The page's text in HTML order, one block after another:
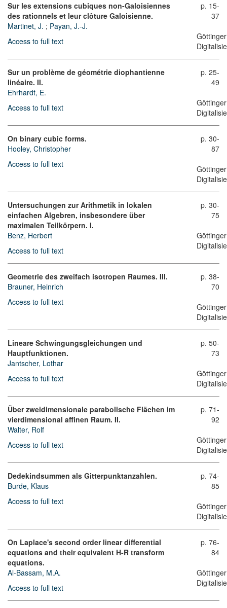
Sur les extensions cubiques non-Galoisiennes
des rationnels et leur clôture Galoisienne.
Martinet, J. ; Payan, J.-J.
Access to full text
p. 15-
37
Göttinger
Sur un problème de géométrie diophantienne
linéaire. II.
Ehrhardt, E.
Access to full text
p. 25-
49
Göttinger
On binary cubic forms.
Hooley, Christopher
Access to full text
p. 30-
87
Göttinger
Untersuchungen zur Arithmetik in lokalen
einfachen Algebren, insbesondere über
maximalen Teilkörpern. I.
Benz, Herbert
Access to full text
p. 30-
75
Göttinger
Geometrie des zweifach isotropen Raumes. III.
Brauner, Heinrich
Access to full text
p. 38-
70
Göttinger
Lineare Schwingungsgleichungen und
Hauptfunktionen.
Jantscher, Lothar
Access to full text
p. 50-
73
Göttinger
Über zweidimensionale parabolische Flächen im
vierdimensional affinen Raum. II.
Walter, Rolf
Access to full text
p. 71-
92
Göttinger
Dedekindsummen als Gitterpunktanzahlen.
Burde, Klaus
Access to full text
p. 74-
85
Göttinger
On Laplace's second order linear differential
equations and their equivalent H-R transform
equations.
Al-Bassam, M.A.
Access to full text
p. 76-
84
Göttinger